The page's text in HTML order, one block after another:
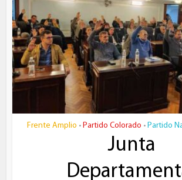
Frente Amplio • Partido Colorado • Partido
Junta